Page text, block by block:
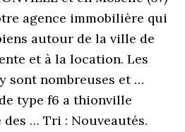
agence immobilière qui
autour de la ville de
et à la location. Les
sont nombreuses et …
type f6 a thionville
… Tri : Nouveautés.